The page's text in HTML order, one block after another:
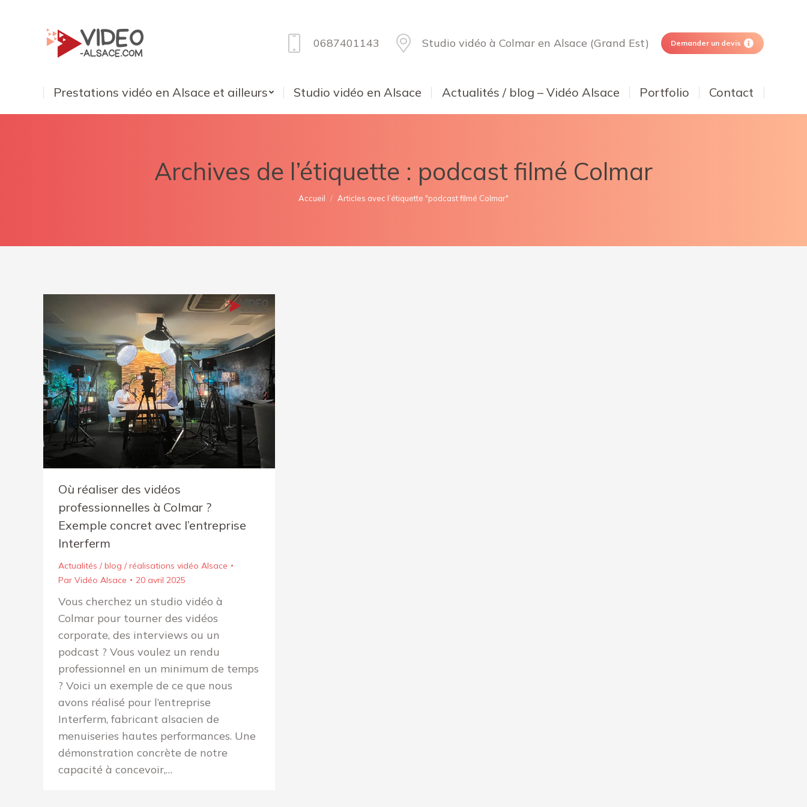
0687401143 Studio vidéo à Colmar en Alsace (Grand Est) Demander un devis
Prestations vidéo en Alsace et ailleurs Studio vidéo en Alsace Actualités / blog – Vidéo Alsace Portfolio Contact
Archives de l’étiquette : podcast filmé Colmar
Vous êtes ici :
Accueil Articles avec l’étiquette "podcast filmé Colmar"
Où réaliser des vidéos
professionnelles à Colmar ?
Exemple concret avec l’entreprise
Interferm
Actualités / blog / réalisations vidéo Alsace
Par Vidéo Alsace 20 avril 2025
Vous cherchez un studio vidéo à
Colmar pour tourner des vidéos
corporate, des interviews ou un
podcast ? Vous voulez un rendu
professionnel en un minimum de temps
? Voici un exemple de ce que nous
avons réalisé pour l’entreprise
Interferm, fabricant alsacien de
menuiseries hautes performances. Une
démonstration concrète de notre
capacité à concevoir,…